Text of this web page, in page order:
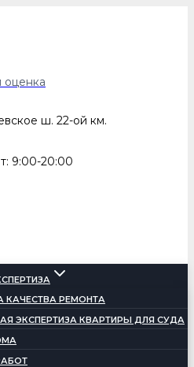
оценка
ш. 22-ой км.
9:00-20:00
КАЧЕСТВА РЕМОНТА
ЭКСПЕРТИЗА КВАРТИРЫ ДЛЯ СУДА